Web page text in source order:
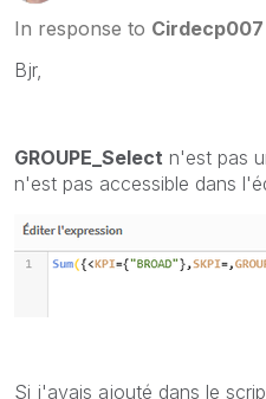
In response to Cirdecp007
Bjr,
GROUPE_Select n'est pas
n'est pas accessible dans
Si j'avais ajouté dans le